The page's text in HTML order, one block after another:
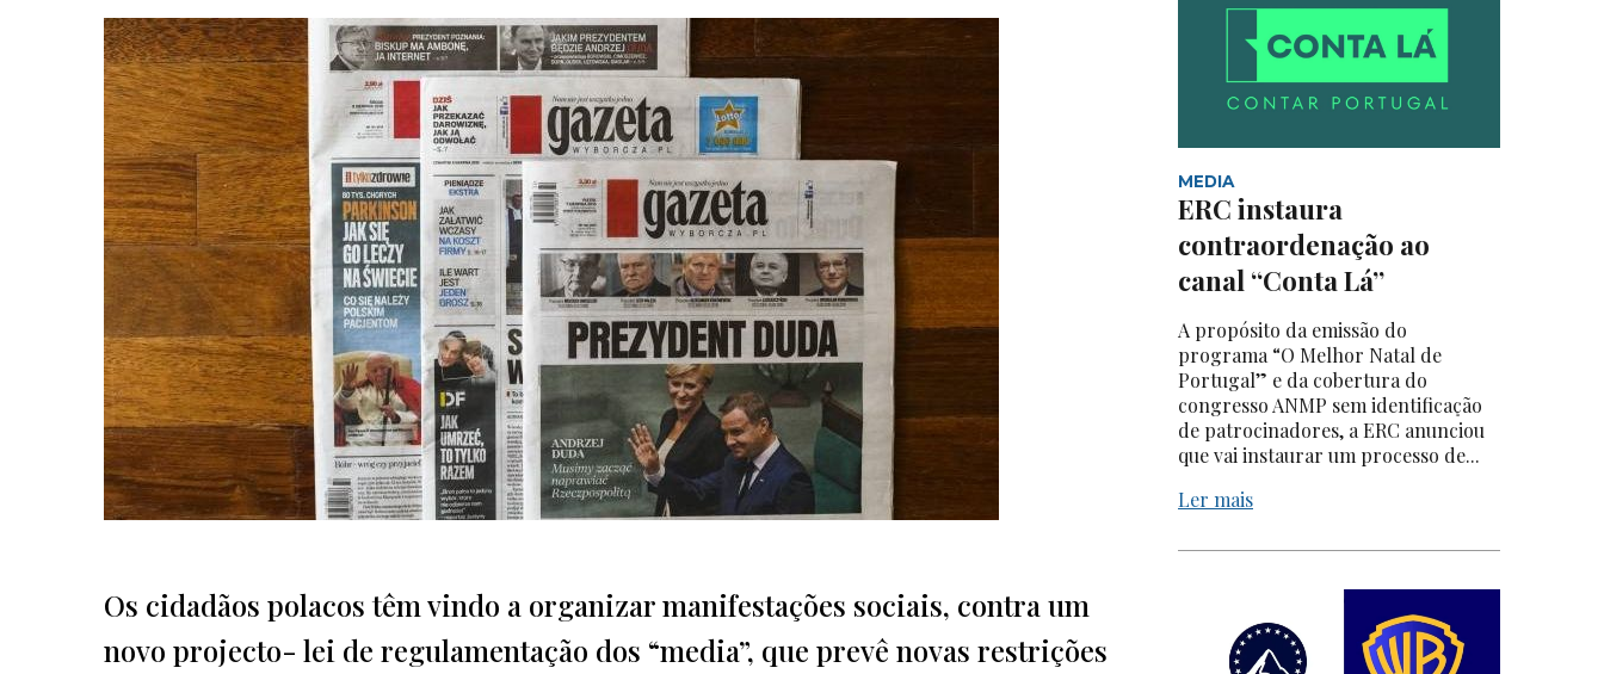
Os cidadãos polacos têm vindo a organizar manifestações sociais, contra um
novo projecto- lei de regulamentação dos “media”, que prevê novas restrições
MEDIA
ERC instaura
contraordenação ao
canal “Conta Lá”
A propósito da emissão do
programa “O Melhor Natal de
Portugal” e da cobertura do
congresso ANMP sem identificação
de patrocinadores, a ERC anunciou
que vai instaurar um processo de...
Ler mais